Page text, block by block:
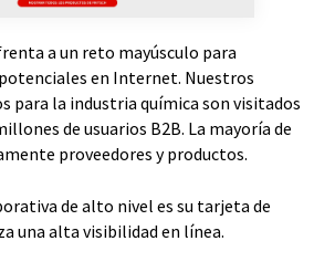
a un reto mayúsculo para
en Internet. Nuestros
para la industria química son visitados
de usuarios B2B. La mayoría de
proveedores y productos.
de alto nivel es su tarjeta de
una alta visibilidad en línea.